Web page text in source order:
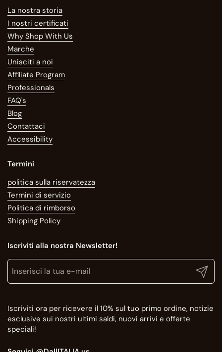
La nostra storia
I nostri certificati
Why Shop With Us
Marche
Unisciti a noi
Affiliate Program
Professionals
FAQ's
Blog
Contattaci
Accessibility
Termini
politica sulla riservatezza
Termini di servizio
Politica di rimborso
Shipping Policy
Iscriviti alla nostra Newsletter!
Translation missing: it.general.newsletter.title
Inserisci la tua e-mail
Invia
Iscriviti ora per ricevere il 10% sul tuo primo ordine, notizie
esclusive sui nostri ultimi saldi, nuovi arrivi e offerte
speciali!